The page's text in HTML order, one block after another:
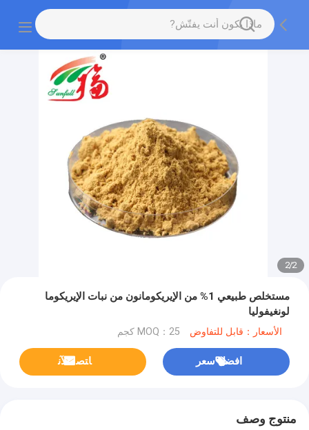
2
/
2
مستخلص طبيعي 1% من الإيريكومانون من نبات الإيريكوما
لونغيفوليا
الأسعار：قابل للتفاوض MOQ：25 كجم
افضل سعر ﺎﺘﺼﻟ ﺍﻶﻧ
منتوج وصف